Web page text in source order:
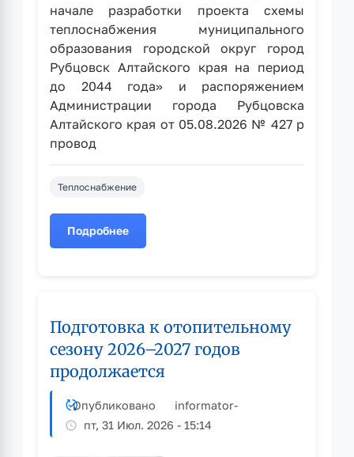
начале разработки проекта схемы
теплоснабжения муниципального
образования городской округ город
Рубцовск Алтайского края на период
до 2044 года» и распоряжением
Администрации города Рубцовска
Алтайского края от 05.08.2026 № 427 р
провод
Теплоснабжение
Подробнее
о
и
предложений
по
проекту
теплоснабжения
муниципального
Подготовка к отопительному
сезону 2026–2027 годов
продолжается
Опубликовано informator-
пт, 31 Июл. 2026 - 15:14